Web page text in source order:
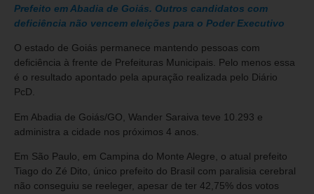
Prefeito em Abadia de Goiás. Outros candidatos com
deficiência não vencem eleições para o Poder Executivo
O estado de Goiás permanece mantendo pessoas com
deficiência à frente de Prefeituras Municipais. Pelo menos essa
é o resultado apontado pela apuração realizada pelo Diário
PcD.
Em Abadia de Goiás/GO, Wander Saraiva teve 10.293 e
administra a cidade nos próximos 4 anos.
Em São Paulo, em Campina do Monte Alegre, o atual prefeito
Tiago do Zé Dito, único prefeito do Brasil com paralisia cerebral
não conseguiu se reeleger, apesar de ter 42,75% dos votos